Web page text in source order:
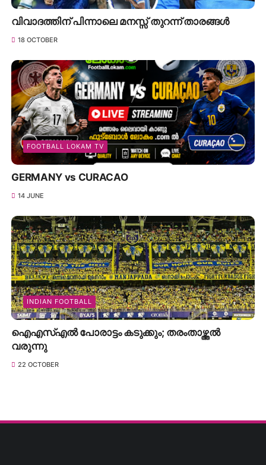
വിവാദത്തിന് പിന്നാലെ മനസ്സ് തുറന്ന് താരങ്ങൾ
18 OCTOBER
FOOTBALL LOKAM TV
GERMANY vs CURACAO
14 JUNE
INDIAN FOOTBALL
ഐഎസ്എൽ പോരാട്ടം കടുക്കും; തരംതാഴ്ത്തൽ
വരുന്നു
22 OCTOBER